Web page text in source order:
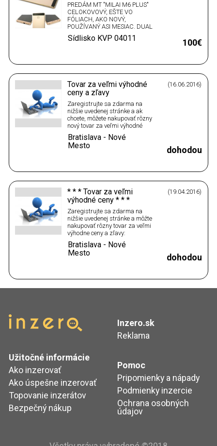
PREDÁM MT "MILAI M6 PLUS"
CELOKOVOVÝ, EŠTE VO
FÓLIACH, AKO NOVÝ,
POUŽÍVANÝ ASI MESIAC. DUAL
SIM, 4G/LTE, KOMPLET
BALENIE. LEN VOLAŤ PROSÍM.
100€
Sídlisko KVP 04011
Tovar za veľmi výhodné
ceny a zľavy
(16.06.2016)
Zaregistrujte sa zdarma na
nižšie uvedenej stránke a ak
chcete, môžete nakupovať rôzny
nový tovar za veľmi výhodné
ceny a zľavy. Budete veľmi
spokojní:
https://www.refundo.sk/?
dohodou
Bratislava - Nové
Mesto
* * * Tovar za veľmi
výhodné ceny * * *
(19.04.2016)
Zaregistrujte sa zdarma na
nižšie uvedenej stránke a môžte
nakupovať rôzny tovar za veľmi
výhodne ceny a zľavy:
https://www.refundo.sk/?
ref=62450
dohodou
Bratislava - Nové
Mesto
Inzero.sk
Reklama
Užitočné informácie
Ako inzerovať
Ako úspešne inzerovať
Topovanie inzerátov
Bezpečný nákup
Pomoc
Pripomienky a nápady
Podmienky inzercie
Ochrana osobných
údajov